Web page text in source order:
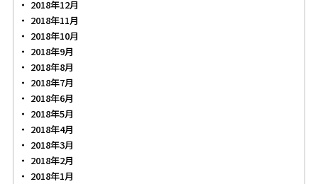
2018年12月
2018年11月
2018年10月
2018年9月
2018年8月
2018年7月
2018年6月
2018年5月
2018年4月
2018年3月
2018年2月
2018年1月